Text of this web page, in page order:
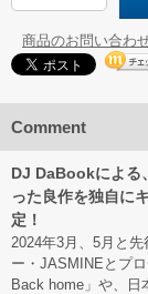
商品のお問い合わ
Comment
DJ DaBookによる
った良作を独自に
定！
2024年3月、5月と
ー・JASMINEとプ
Back home」や、日